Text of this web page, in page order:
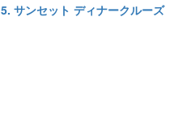
5. サンセット ディナークルーズ